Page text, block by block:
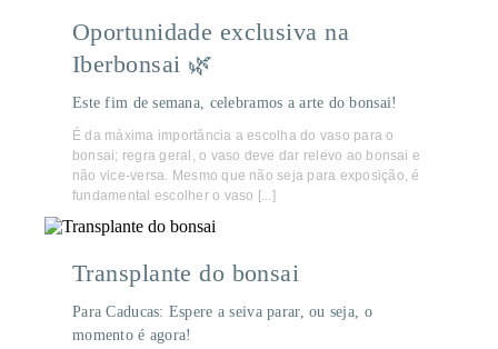
Oportunidade exclusiva na
Iberbonsai 🌿
Este fim de semana, celebramos a arte do bonsai!
É da máxima importância a escolha do vaso para o
bonsai; regra geral, o vaso deve dar relevo ao bonsai e
não vice-versa. Mesmo que não seja para exposição, é
fundamental escolher o vaso [...]
Transplante do bonsai
Para Caducas: Espere a seiva parar, ou seja, o
momento é agora!